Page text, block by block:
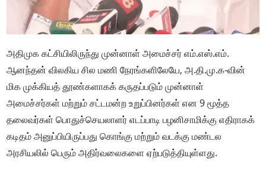
அதிமுக கட்சியிலிருந்து முன்னாள் அமைச்சர் எம்.எஸ்.எம்.
ஆனந்தன் விலகிய சில மணி நேரங்களிலேயே, அ.தி.மு.க-வின்
மிக முக்கியத் தூண்களாகக் கருதப்படும் முன்னாள்
அமைச்சர்கள் மற்றும் சட்டமன்ற உறுப்பினர்கள் என 9 மூத்த
தலைவர்கள் பொதுச்செயலாளர் எடப்பாடி பழனிசாமிக்கு எதிராகக்
கடிதம் அனுப்பியிருப்பது கொங்கு மற்றும் வடக்கு மண்டல
அரசியலில் பெரும் அதிர்வலைகளை ஏற்படுத்தியுள்ளது.